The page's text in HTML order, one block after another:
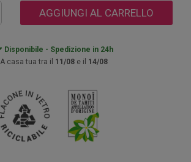
AGGIUNGI AL CARRELLO
Disponibile - Spedizione in 24h
A casa tua tra il 11/08 e il 14/08